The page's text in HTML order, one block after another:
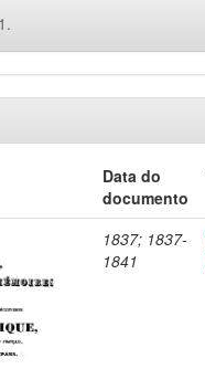
Data do
documento
1837; 1837-
1841